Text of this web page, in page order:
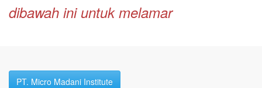
dibawah ini untuk melamar
PT. Micro Madani Institute